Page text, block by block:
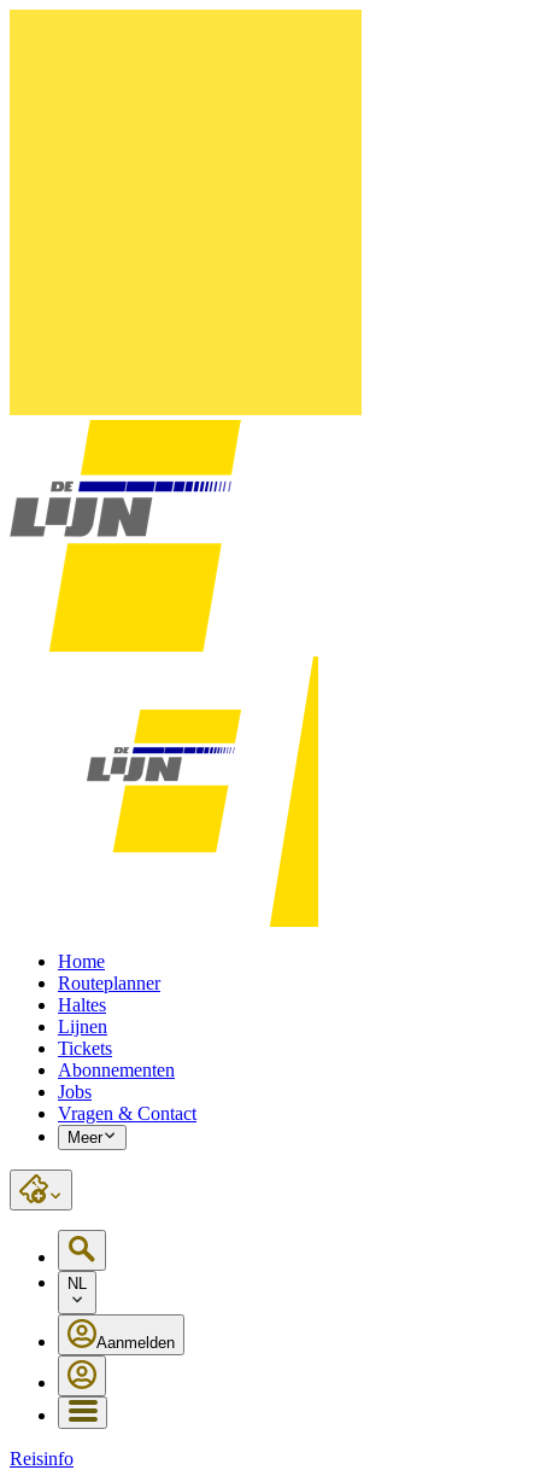
Home
Routeplanner
Haltes
Lijnen
Tickets
Abonnementen
Jobs
Vragen & Contact
Meer
NL
Aanmelden
Reisinfo